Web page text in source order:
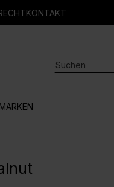
KONTAKT
MARKEN